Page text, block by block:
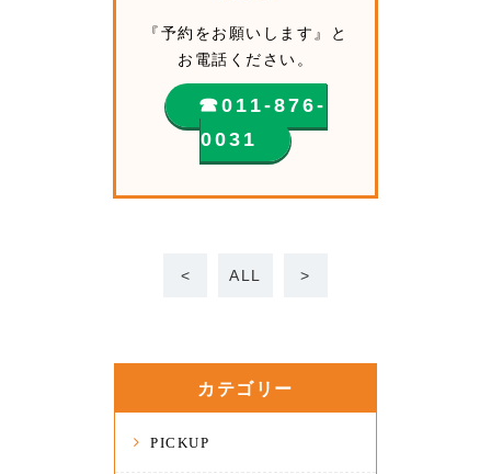
『予約をお願いします』と
お電話ください。
☎︎011-876-
0031
< ALL >
カテゴリー
PICKUP